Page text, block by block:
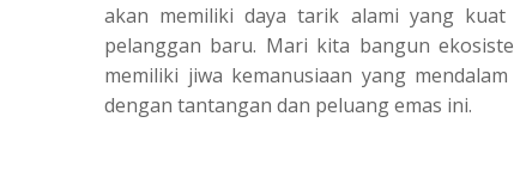
akan memiliki daya tarik alami yang
pelanggan baru. Mari kita bangun
memiliki jiwa kemanusiaan yang
dengan tantangan dan peluang emas ini.